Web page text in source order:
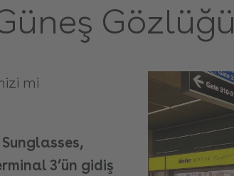
Gözlüğü
mi
3’ün gidiş